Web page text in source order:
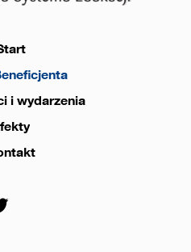
i wydarzenia